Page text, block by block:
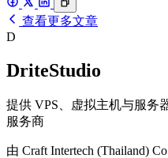
查看更多文章
D
DriteStudio
提供 VPS、虚拟主机与服务
服务商
由 Craft Intertech (Thailand)